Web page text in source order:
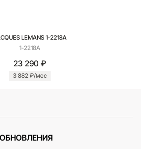
LEMANS 1-2218A
1-2218A
23 290 ₽
3 882 ₽/мес